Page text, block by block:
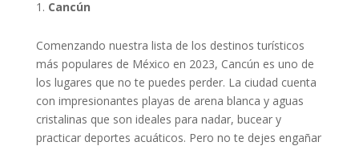
Cancún
Comenzando nuestra lista de los destinos turísticos
más populares de México en 2023, Cancún es uno de
los lugares que no te puedes perder. La ciudad cuenta
con impresionantes playas de arena blanca y aguas
cristalinas que son ideales para nadar, bucear y
practicar deportes acuáticos. Pero no te dejes engañar